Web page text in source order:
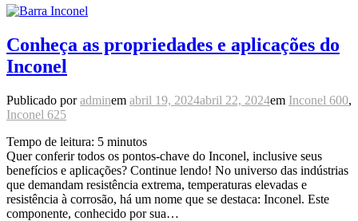
Conheça as propriedades e aplicações do
Inconel
Publicado poradminem abril 19, 2024abril 22, 2024em Inconel 600,
Inconel 625
Tempo de leitura: 5 minutos
Quer conferir todos os pontos-chave do Inconel, inclusive seus
benefícios e aplicações? Continue lendo! No universo das indústrias
que demandam resistência extrema, temperaturas elevadas e
resistência à corrosão, há um nome que se destaca: Inconel. Este
componente, conhecido por sua…